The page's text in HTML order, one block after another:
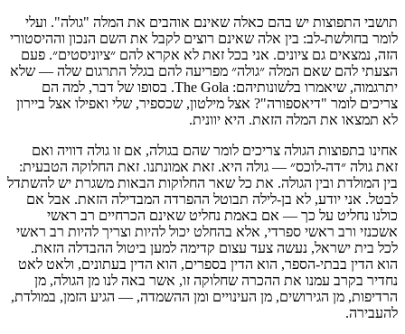
תושבי התפוצות יש בהם כאלה שאינם אוהבים את המלה "גולה". ועלי
לומר בחולשת-לב: בין אלה שאינם רוצים לקבל את השם הנכון וההיסטורי
הזה, נמצאים גם ציונים. אני בכל זאת לא אקרא להם ״ציוניסטים״. פעם
הצעתי להם שאם המלה ״גולה״ מפריעה להם בגלל התרגום שלה — שלא
יתרגמוה, שיאמרו בלשונותיהם: The Gola. בסופו של דבר, למה הם
צריכים לומר "דיאספורה"? אצל מילטון, שכספיר, שלי ואפילו אצל ביירון
לא תמצאו את המלה הזאת. היא יוונית.
אחינו בתפוצות הגולה צריכים לומר שהם בגולה, אם זו גולה דוויה ואם
זאת גולה ״דה-לוכס״ — גולה היא. זאת אמונתנו. זאת החלוקה הטבעית:
בין המולדת ובין הגולה. את כל שאר החלוקות הבאות משגרת יש להשתדל
לבטל. אני יודע, לא בן-לילה תבוטל ההפרדה המבדילה הזאת. אבל אם
כולנו נחליט על כך — אם באמת נחליט שאינם הכרחיים רב ראשי
אשכנזי ורב ראשי ספרדי, אלא בהחלט יכול להיות וצריך להיות רב ראשי
לכל בית ישראל, נעשה צעד עצום קדימה למען ביטול ההבדלה הזאת.
הוא הדין בבתי-הספר, הוא הדין בספרים, הוא הדין בעתונים, ולאט לאט
נחדיר בקרב עמנו את ההכרה שחלוקה זו, אשר באה לנו מן הגולה, מן
הרדיפות, מן הגירושים, מן העינויים ומן ההשמדה, — הגיע הזמן, במולדת,
להעבירה.